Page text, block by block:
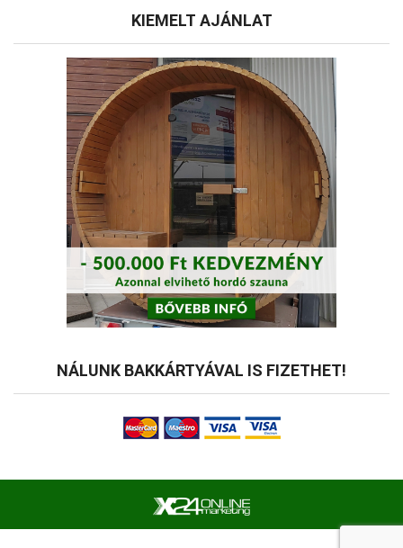
tok
KIEMELT AJÁNLAT
NÁLUNK BAKKÁRTYÁVAL IS FIZETHET!